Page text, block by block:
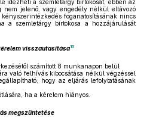
idézheti a szemletárgy birtokosát, ebben az
nem jelenő, vagy engedély nélkül eltávozó
foganatosításának nincs
szemletárgy birtokosa a hozzájárulását
visszautasítása15
számított 8 munkanapon belül
való felhívás kibocsátása nélkül végzéssel
hogy az eljárás lefolytatásának
ha a kérelem hiányos.
megszüntetése